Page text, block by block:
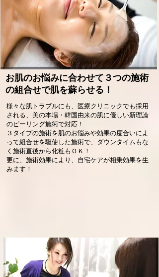
お肌のお悩みに合わせて３つの施術
の組合せで肌を蘇らせる！
様々な肌トラブルにも、医療クリニックでも採用
される、美の本場・韓国由来の肌に優しい新理論
のピーリング施術で対応！
３タイプの施術を肌のお悩みや効果の度合いによ
って組合せを駆使した施術で、ダウンタイムもな
く施術直後から化粧もＯＫ！
更に、施術効果により、自宅ケアが相乗効果を生
みます！